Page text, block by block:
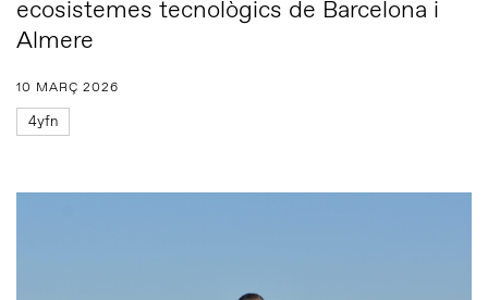
ecosistemes tecnològics de Barcelona i
Almere
10 MARÇ 2026
4yfn